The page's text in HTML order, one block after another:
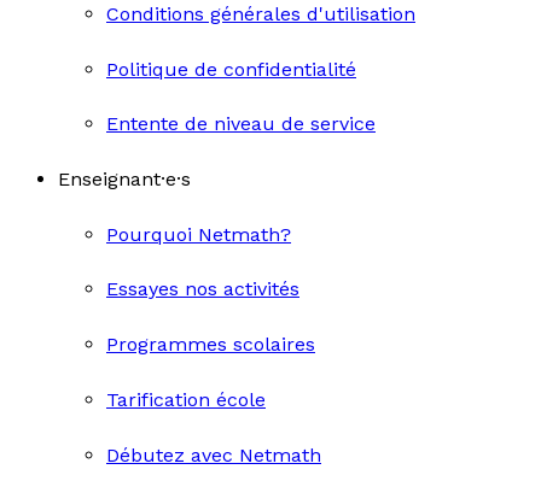
Conditions générales d'utilisation
Politique de confidentialité
Entente de niveau de service
Enseignant·e·s
Pourquoi Netmath?
Essayes nos activités
Programmes scolaires
Tarification école
Débutez avec Netmath